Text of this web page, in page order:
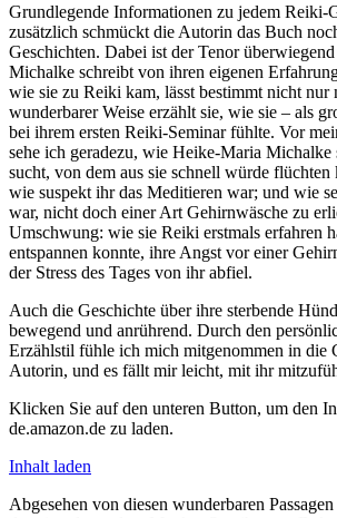
Grundlegende Informationen zu jedem Reiki-
zusätzlich schmückt die Autorin das Buch
Geschichten. Dabei ist der Tenor
Michalke schreibt von ihren eigenen
wie sie zu Reiki kam, lässt bestimmt nicht nur
wunderbarer Weise erzählt sie, wie sie – als
bei ihrem ersten Reiki-Seminar fühlte. Vor
sehe ich geradezu, wie Heike-Maria Michal­ke
sucht, von dem aus sie schnell würde
wie suspekt ihr das Meditieren war; und wie
war, nicht doch einer Art Gehirnwäsche zu
Umschwung: wie sie Reiki erstmals erfahren
entspannen konnte, ihre Angst vor einer
der Stress des Tages von ihr abfiel.
Auch die Geschichte über ihre sterbende
bewegend und anrührend. Durch den
Erzählstil fühle ich mich mitgenommen in die
Autorin, und es fällt mir leicht, mit ihr
Klicken Sie auf den unteren Button, um den
de.amazon.de zu laden.
Inhalt laden
Abgesehen von diesen wunderbaren